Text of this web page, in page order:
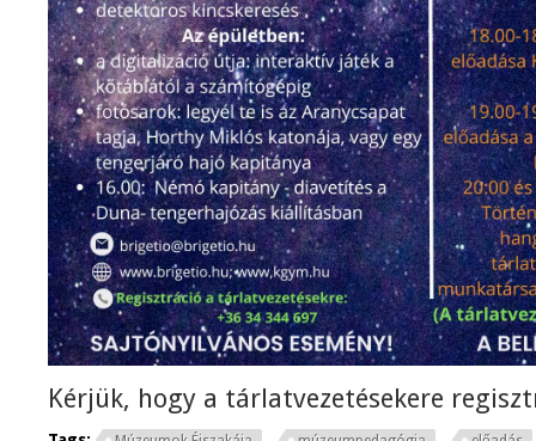
Kérjük, hogy a tárlatvezetésekere